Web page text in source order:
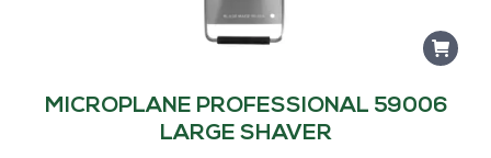
MICROPLANE PROFESSIONAL 59006
LARGE SHAVER